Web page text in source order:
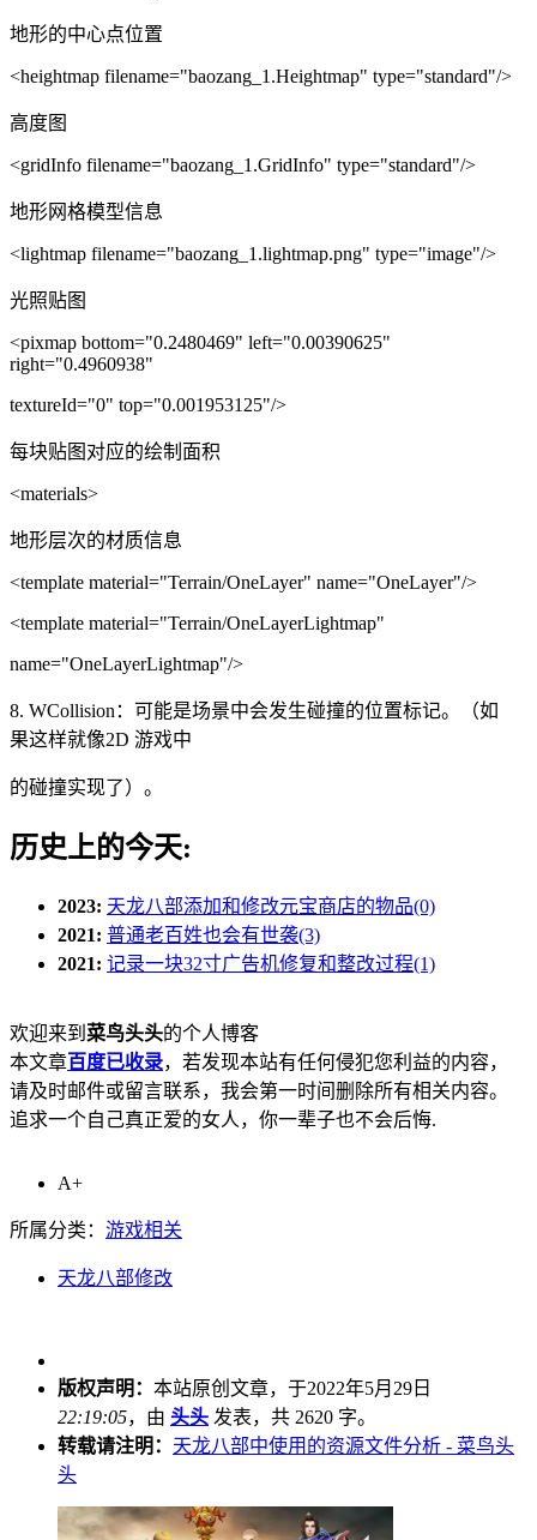
地形的中心点位置
<heightmap filename="baozang_1.Heightmap" type="standard"/>
高度图
<gridInfo filename="baozang_1.GridInfo" type="standard"/>
地形网格模型信息
<lightmap filename="baozang_1.lightmap.png" type="image"/>
光照贴图
<pixmap bottom="0.2480469" left="0.00390625"
right="0.4960938"
textureId="0" top="0.001953125"/>
每块贴图对应的绘制面积
<materials>
地形层次的材质信息
<template material="Terrain/OneLayer" name="OneLayer"/>
<template material="Terrain/OneLayerLightmap"
name="OneLayerLightmap"/>
8. WCollision：可能是场景中会发生碰撞的位置标记。（如
果这样就像2D 游戏中
的碰撞实现了）。
历史上的今天:
2023: 天龙八部添加和修改元宝商店的物品(0)
2021: 普通老百姓也会有世袭(3)
2021: 记录一块32寸广告机修复和整改过程(1)
欢迎来到 菜鸟头头的个人博客
本文章百度已收录，若发现本站有任何侵犯您利益的内容，
请及时邮件或留言联系，我会第一时间删除所有相关内容。
追求一个自己真正爱的女人，你一辈子也不会后悔.
A+
所属分类： 游戏相关
天龙八部修改
版权声明： 本站原创文章，于2022年5月29日
22:19:05，由 头头 发表，共 2620 字。
转载请注明： 天龙八部中使用的资源文件分析 - 菜鸟头
头